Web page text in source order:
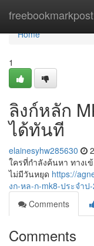
freebookmarkpost
Home
Home
1
ลิงก์หลัก
ได้ทันที
elainesyhw285630
ใครที่กำลังค้นหา ทางเ
ไม่มีวันหยุด https://
งก-หล-ก-mk8-ประจำป
Comments
Comments